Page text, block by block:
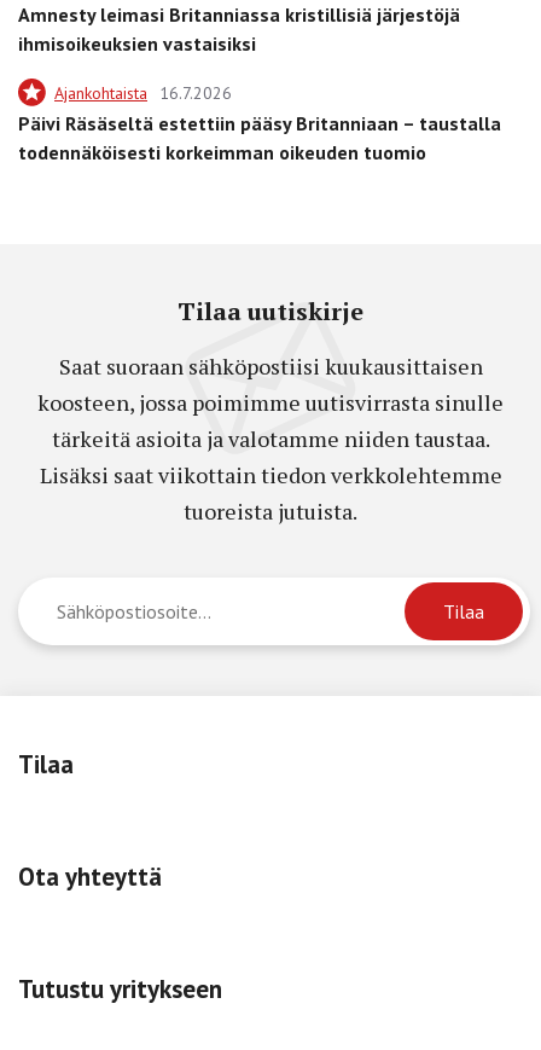
Amnesty leimasi Britanniassa kristillisiä järjestöjä
ihmisoikeuksien vastaisiksi
Ajankohtaista 16.7.2026
Päivi Räsäseltä estettiin pääsy Britanniaan – taustalla
todennäköisesti korkeimman oikeuden tuomio
Tilaa uutiskirje
Saat suoraan sähköpostiisi kuukausittaisen
koosteen, jossa poimimme uutisvirrasta sinulle
tärkeitä asioita ja valotamme niiden taustaa.
Lisäksi saat viikottain tiedon verkkolehtemme
tuoreista jutuista.
Tilaa
Ota yhteyttä
Tutustu yritykseen